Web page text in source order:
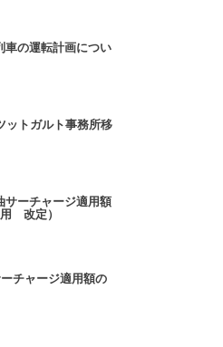
車の運転計画につい
ットガルト事務所移
サーチャージ適用額
改定）
チャージ適用額の